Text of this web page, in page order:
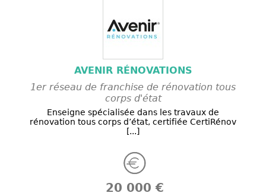
AVENIR RÉNOVATIONS
1er réseau de franchise de rénovation tous
corps d'état
Enseigne spécialisée dans les travaux de
rénovation tous corps d’état, certifiée CertiRénov
[...]
20 000 €